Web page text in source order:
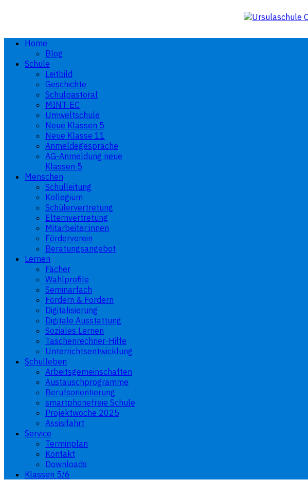
Home
Blog
Schule
Leitbild
Geschichte
Schulpastoral
MINT-EC
Umweltschule
Neue Klassen 5
Neue Klasse 11
Anmeldegespräche
AG-Anmeldung neue
Klassen 5
Menschen
Schulleitung
Kollegium
Schülervertretung
Elternvertretung
Mitarbeiter:innen
Förderverein
Beratungsangebot
Lernen
Fächer
Wahlprofile
Seminarfach
Fördern & Fordern
Digitalisierung
Digitale Ausstattung
Soziales Lernen
Taschenrechner-Hilfe
Unterrichtsentwicklung
Schulleben
Arbeitsgemeinschaften
Austauschprogramme
Berufsorientierung
smartphonefreie Schule
Projektwoche 2025
Assisifahrt
Service
Terminplan
Kontakt
Downloads
Klassen 5/6